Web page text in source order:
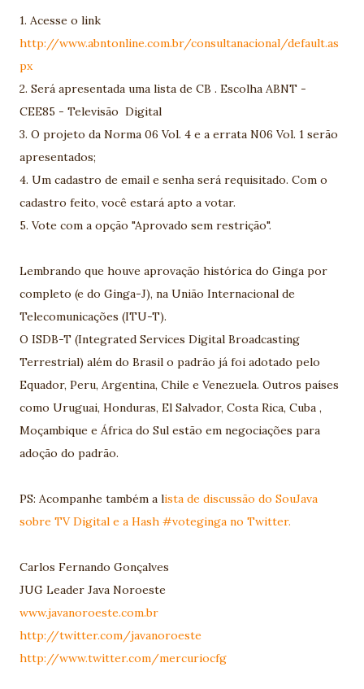
1. Acesse o link
http://www.abntonline.com.br/consultanacional/default.as
px
2. Será apresentada uma lista de CB . Escolha ABNT -
CEE85 - Televisão Digital
3. O projeto da Norma 06 Vol. 4 e a errata N06 Vol. 1 serão
apresentados;
4. Um cadastro de email e senha será requisitado. Com o
cadastro feito, você estará apto a votar.
5. Vote com a opção "Aprovado sem restrição".
Lembrando que houve aprovação histórica do Ginga por
completo (e do Ginga-J), na União Internacional de
Telecomunicações (ITU-T).
O ISDB-T (Integrated Services Digital Broadcasting
Terrestrial) além do Brasil o padrão já foi adotado pelo
Equador, Peru, Argentina, Chile e Venezuela. Outros países
como Uruguai, Honduras, El Salvador, Costa Rica, Cuba ,
Moçambique e África do Sul estão em negociações para
adoção do padrão.
PS: Acompanhe também a lista de discussão do SouJava
sobre TV Digital e a Hash #voteginga no Twitter.
Carlos Fernando Gonçalves
JUG Leader Java Noroeste
www.javanoroeste.com.br
http://twitter.com/javanoroeste
http://www.twitter.com/mercuriocfg